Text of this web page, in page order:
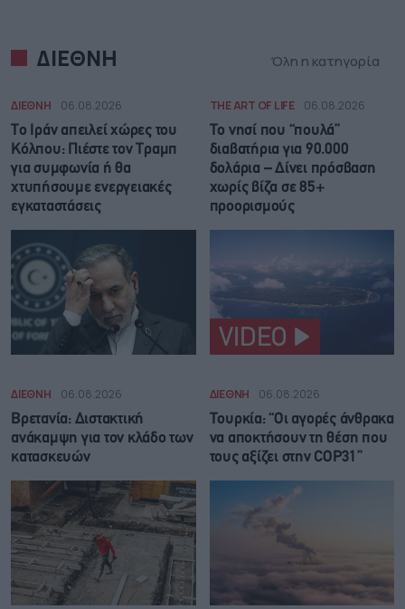
ΔΙΕΘΝΗ Όλη η κατηγορία
ΔΙΕΘΝΗ 06.08.2026
Το Ιράν απειλεί χώρες του
Κόλπου: Πιέστε τον Τραμπ
για συμφωνία ή θα
χτυπήσουμε ενεργειακές
εγκαταστάσεις
THE ART OF LIFE 06.08.2026
Το νησί που “πουλά”
διαβατήρια για 90.000
δολάρια – Δίνει πρόσβαση
χωρίς βίζα σε 85+
προορισμούς
VIDEO
ΔΙΕΘΝΗ 06.08.2026
Βρετανία: Διστακτική
ανάκαμψη για τον κλάδο των
κατασκευών
ΔΙΕΘΝΗ 06.08.2026
Τουρκία: “Οι αγορές άνθρακα
να αποκτήσουν τη θέση που
τους αξίζει στην COP31”